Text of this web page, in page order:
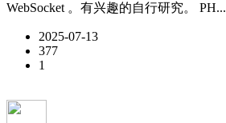
WebSocket 。有兴趣的自行研究。 PH...
2025-07-13
377
1